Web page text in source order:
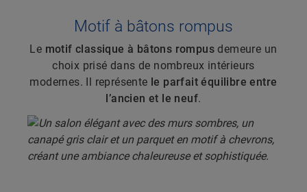
Motif à bâtons rompus
Le motif classique à bâtons rompus demeure un
choix prisé dans de nombreux intérieurs
modernes. Il représente le parfait équilibre entre
l’ancien et le neuf.